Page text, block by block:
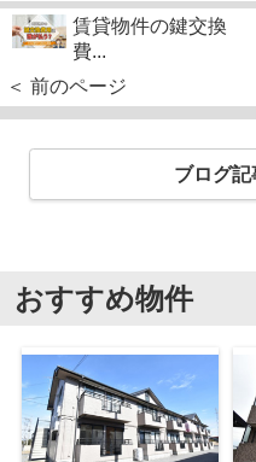
賃貸物件の鍵交換
費...
＜ 前のページ
ブログ
おすすめ物件